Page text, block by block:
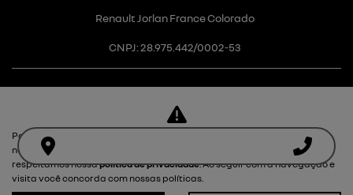
Renault Jorlan France Colorado
CNPJ: 28.975.442/0002-53
Desacelere. Seu bem maior é a
vida.
Para otimizar sua experiência durante a navegação, fazemos uso de
nossa política de cookies e para proteger seus dados pessoais
respeitamos nossapolítica de privacidade. Ao seguir com a navegação e
visita você concorda com nossas políticas.